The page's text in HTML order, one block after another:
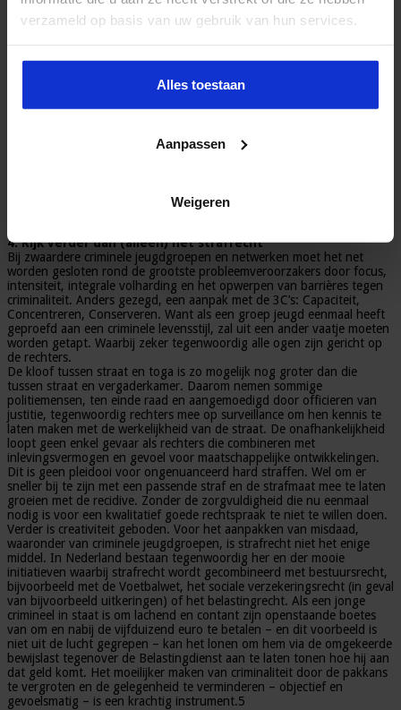
verzameld op basis van uw gebruik van hun services.
Alles toestaan
Aanpassen
Weigeren
zijn. Het is belangrijk voor de politie te weten welke angsten er lokaal
leven en welke verwachtingen burgers in een buurt hebben jegens de
Computerinformatie biedt weinig zicht op wat er werkelijk aan de hand
belangrijke rol spelen, maar dienen dan wel over voldoende tijd te
aan-schouderaanpak is een bewonersnetwerk in een Nederlandse
bekend bij de politie en bij de burgemeester die zij periodiek bijpraten
4. Kijk verder dan (alleen) het strafrecht
Bij zwaardere criminele jeugdgroepen en netwerken moet het net
worden gesloten rond de grootste probleemveroorzakers door focus,
intensiteit, integrale volharding en het opwerpen van barrières tegen
criminaliteit. Anders gezegd, een aanpak met de 3C’s: Capaciteit,
Concentreren, Conserveren. Want als een groep jeugd eenmaal heeft
geproefd aan een criminele levensstijl, zal uit een ander vaatje moeten
worden getapt. Waarbij zeker tegenwoordig alle ogen zijn gericht op
de rechters.
De kloof tussen straat en toga is zo mogelijk nog groter dan die
tussen straat en vergaderkamer. Daarom nemen sommige
politiemensen, ten einde raad en aangemoedigd door officieren van
justitie, tegenwoordig rechters mee op surveillance om hen kennis te
laten maken met de werkelijkheid van de straat. De onafhankelijkheid
loopt geen enkel gevaar als rechters die combineren met
inlevingsvermogen en gevoel voor maatschappelijke ontwikkelingen.
Dit is geen pleidooi voor ongenuanceerd hard straffen. Wel om er
sneller bij te zijn met een passende straf en de strafmaat mee te laten
groeien met de recidive. Zonder de zorgvuldigheid die nu eenmaal
nodig is voor een kwalitatief goede rechtspraak te niet te willen doen.
Verder is creativiteit geboden. Voor het aanpakken van misdaad,
waaronder van criminele jeugdgroepen, is strafrecht niet het enige
middel. In Nederland bestaan tegenwoordig her en der mooie
initiatieven waarbij strafrecht wordt gecombineerd met bestuursrecht,
bijvoorbeeld met de Voetbalwet, het sociale verzekeringsrecht (in geval
van bijvoorbeeld uitkeringen) of het belastingrecht. Als een jonge
crimineel in staat is om lachend en contant zijn openstaande boetes
van om en nabij de vijfduizend euro te betalen – en dit voorbeeld is
niet uit de lucht gegrepen – kan het lonen om hem via de omgekeerde
bewijslast tegenover de Belastingdienst aan te laten tonen hoe hij aan
dat geld komt. Het moeilijker maken van criminaliteit door de pakkans
te vergroten en de gelegenheid te verminderen – objectief en
gevoelsmatig – is een krachtig instrument.5